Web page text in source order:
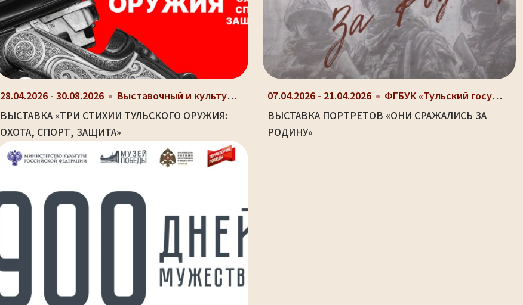
28.04.2026 - 30.08.2026
Выставочный и культурно-просветительный центр Туль...
ВЫСТАВКА «ТРИ СТИХИИ ТУЛЬСКОГО ОРУЖИЯ:
ОХОТА, СПОРТ, ЗАЩИТА»
07.04.2026 - 21.04.2026
ФГБУК «Тульский государственный музей оружия», г....
ВЫСТАВКА ПОРТРЕТОВ «ОНИ СРАЖАЛИСЬ ЗА
РОДИНУ»